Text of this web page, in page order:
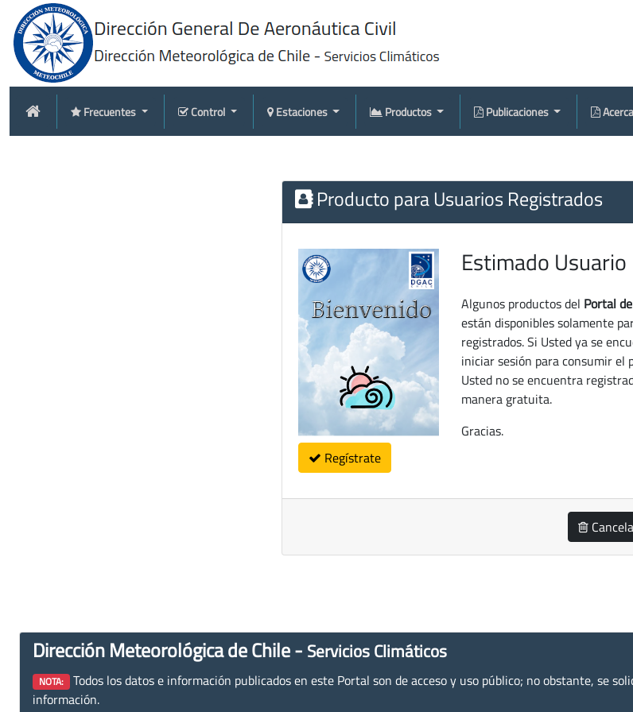
Frecuentes Control Estaciones Productos Publicaciones
Producto para Usuarios Registrados
Regístrate
Estimado Usuario
Algunos productos del Portal
están disponibles solamente
registrados. Si Usted ya se
iniciar sesión para consumir el
Usted no se encuentra
manera gratuita.
Gracias.
Cancela
Dirección Meteorológica de Chile - Servicios Climáticos
NOTA: Todos los datos e información publicados en este Portal son de acceso y uso público; no obstante, se
información.